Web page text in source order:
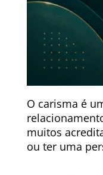
O carisma é
muitos
ou ter uma